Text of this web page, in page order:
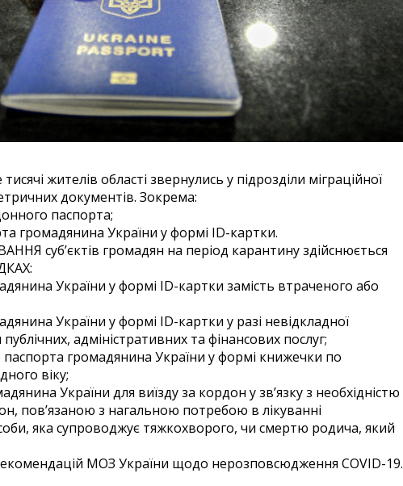
жителів області звернулись у підрозділи міграційної
документів. Зокрема:
паспорта;
громадянина України у формі ID-картки.
суб’єктів громадян на період карантину здійснюється
України у формі ID-картки замість втраченого або
України у формі ID-картки у разі невідкладної
адміністративних та фінансових послуг;
громадянина України у формі книжечки по
віку;
України для виїзду за кордон у зв’язку з необхідністю
пов’язаною з нагальною потребою в лікуванні
яка супроводжує тяжкохворого, чи смертю родича, який
МОЗ України щодо нерозповсюдження COVID-19.